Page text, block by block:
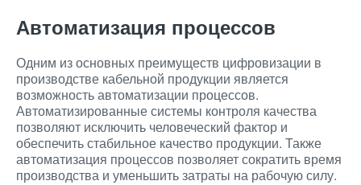
Автоматизация процессов
Одним из основных преимуществ цифровизации в
производстве кабельной продукции является
возможность автоматизации процессов.
Автоматизированные системы контроля качества
позволяют исключить человеческий фактор и
обеспечить стабильное качество продукции. Также
автоматизация процессов позволяет сократить время
производства и уменьшить затраты на рабочую силу.